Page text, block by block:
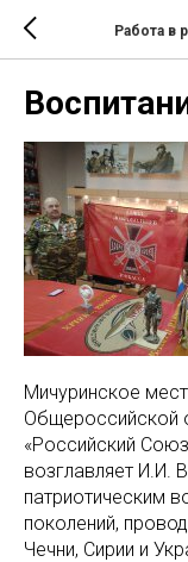
Работа в
Мичуринское
Общероссийской
«Российский
возглавляет И.И.
патриотическим
поколений,
Чечни, Сирии и